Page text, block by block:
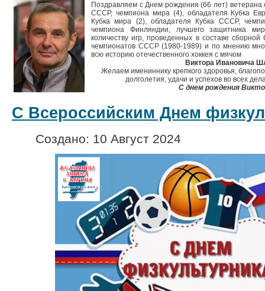
Поздравляем с Днем рождения (66 лет) ветерана
СССР, чемпиона мира (4), обладателя Кубка
Кубка мира (2), обладателя Кубка СССР,
чемпиона Финляндии, лучшего защитника
количеству игр, проведенных в составе
чемпионатов СССР (1980-1989) и по мнению
всю историю отечественного хоккея с мячом
Виктора Ивановича
Желаем имениннику крепкого здоровья,
долголетия, удачи и успехов во всех
С днем рождения
С Всероссийским Днем
Создано: 10 Август 2024